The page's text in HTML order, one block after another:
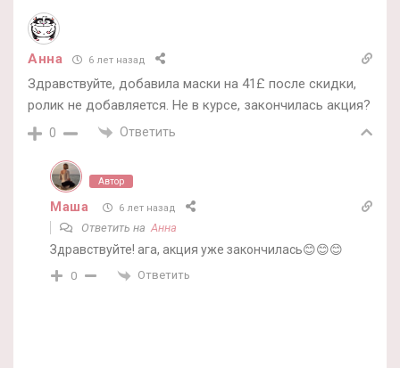
Анна 6 лет назад
Здравствуйте, добавила маски на 41£ после скидки,
ролик не добавляется. Не в курсе, закончилась акция?
0 Ответить
Автор
Маша 6 лет назад
Ответить наАнна
Здравствуйте! ага, акция уже закончилась😊😊😊
0 Ответить